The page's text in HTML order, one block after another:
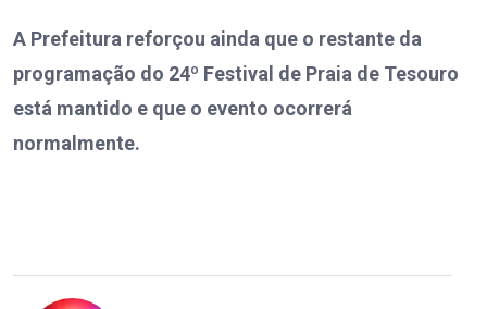
A Prefeitura reforçou ainda que o restante da
programação do 24º Festival de Praia de Tesouro
está mantido e que o evento ocorrerá
normalmente.